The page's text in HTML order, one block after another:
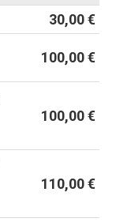
30,00 €
100,00 €
100,00 €
110,00 €